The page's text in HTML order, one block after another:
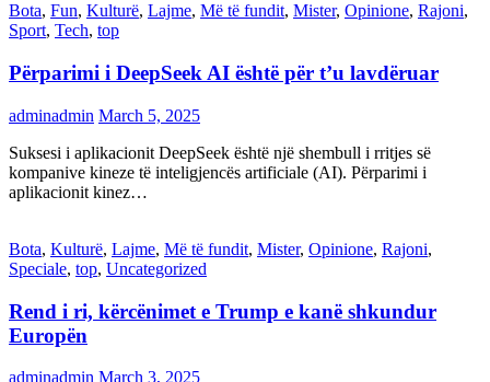
Bota, Fun, Kulturë, Lajme, Më të fundit, Mister, Opinione, Rajoni,
Sport, Tech, top
Përparimi i DeepSeek AI është për t’u lavdëruar
adminadmin March 5, 2025
Suksesi i aplikacionit DeepSeek është një shembull i rritjes së
kompanive kineze të inteligjencës artificiale (AI). Përparimi i
aplikacionit kinez…
Bota, Kulturë, Lajme, Më të fundit, Mister, Opinione, Rajoni,
Speciale, top, Uncategorized
Rend i ri, kërcënimet e Trump e kanë shkundur
Europën
adminadmin March 3, 2025